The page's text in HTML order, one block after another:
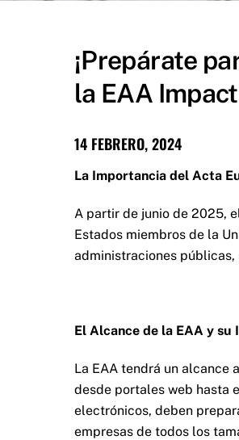
¡Prepárate
la EAA
14 FEBRERO, 2024
La Importancia del Acta
A partir de junio de 2025,
Estados miembros de la
administraciones
El Alcance de la EAA y su
La EAA tendrá un alcance
desde portales web hasta
electrónicos, deben
empresas de todos los